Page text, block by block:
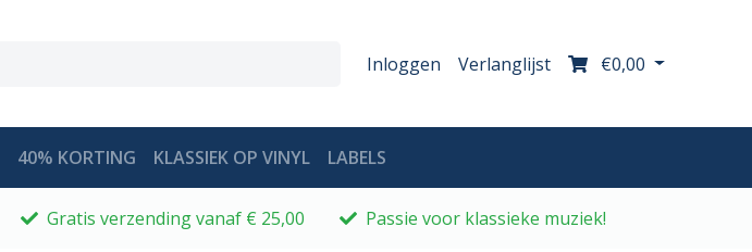
Inloggen Verlanglijst €0,00
40% KORTING KLASSIEK OP VINYL LABELS
Gratis verzending vanaf € 25,00 Passie voor klassieke muziek!